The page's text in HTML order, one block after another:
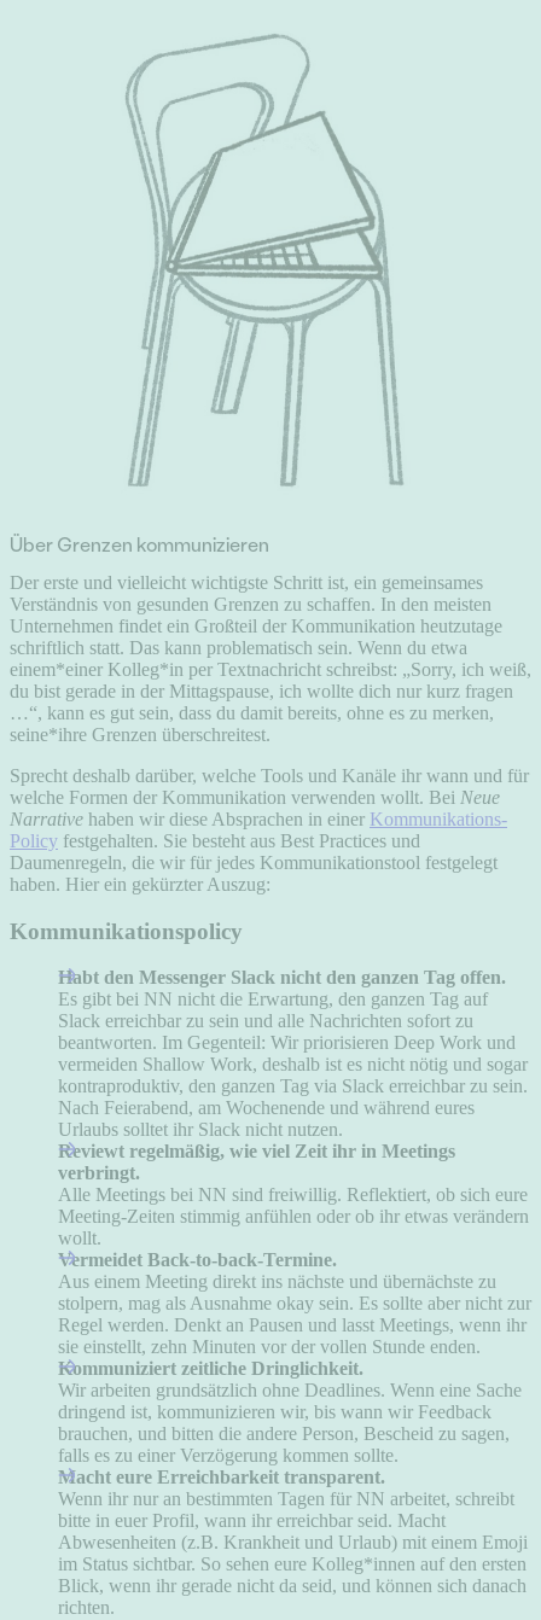
Über Grenzen kommunizieren
Der erste und vielleicht wichtigste Schritt ist, ein gemeinsames
Verständnis von gesunden Grenzen zu schaffen. In den meisten
Unternehmen findet ein Großteil der Kommunikation heutzutage
schriftlich statt. Das kann problematisch sein. Wenn du etwa
einem*einer Kolleg*in per Textnachricht schreibst: „Sorry, ich weiß,
du bist gerade in der Mittagspause, ich wollte dich nur kurz fragen
…“, kann es gut sein, dass du damit bereits, ohne es zu merken,
seine*ihre Grenzen überschreitest.
Sprecht deshalb darüber, welche Tools und Kanäle ihr wann und für
welche Formen der Kommunikation verwenden wollt. Bei Neue
Narrative haben wir diese Absprachen in einer Kommunikations-
Policy festgehalten. Sie besteht aus Best Practices und
Daumenregeln, die wir für jedes Kommunikationstool festgelegt
haben. Hier ein gekürzter Auszug:
Kommunikationspolicy
Habt den Messenger Slack nicht den ganzen Tag offen.
Es gibt bei NN nicht die Erwartung, den ganzen Tag auf
Slack erreichbar zu sein und alle Nachrichten sofort zu
beantworten. Im Gegenteil: Wir priorisieren Deep Work und
vermeiden Shallow Work, deshalb ist es nicht nötig und sogar
kontraproduktiv, den ganzen Tag via Slack erreichbar zu sein.
Nach Feierabend, am Wochenende und während eures
Urlaubs solltet ihr Slack nicht nutzen.
Reviewt regelmäßig, wie viel Zeit ihr in Meetings
verbringt.
Alle Meetings bei NN sind freiwillig. Reflektiert, ob sich eure
Meeting-Zeiten stimmig anfühlen oder ob ihr etwas verändern
wollt.
Vermeidet Back-to-back-Termine.
Aus einem Meeting direkt ins nächste und übernächste zu
stolpern, mag als Ausnahme okay sein. Es sollte aber nicht zur
Regel werden. Denkt an Pausen und lasst Meetings, wenn ihr
sie einstellt, zehn Minuten vor der vollen Stunde enden.
Kommuniziert zeitliche Dringlichkeit.
Wir arbeiten grundsätzlich ohne Deadlines. Wenn eine Sache
dringend ist, kommunizieren wir, bis wann wir Feedback
brauchen, und bitten die andere Person, Bescheid zu sagen,
falls es zu einer Verzögerung kommen sollte.
Macht eure Erreichbarkeit transparent.
Wenn ihr nur an bestimmten Tagen für NN arbeitet, schreibt
bitte in euer Profil, wann ihr erreichbar seid. Macht
Abwesenheiten (z.B. Krankheit und Urlaub) mit einem Emoji
im Status sichtbar. So sehen eure Kolleg*innen auf den ersten
Blick, wenn ihr gerade nicht da seid, und können sich danach
richten.